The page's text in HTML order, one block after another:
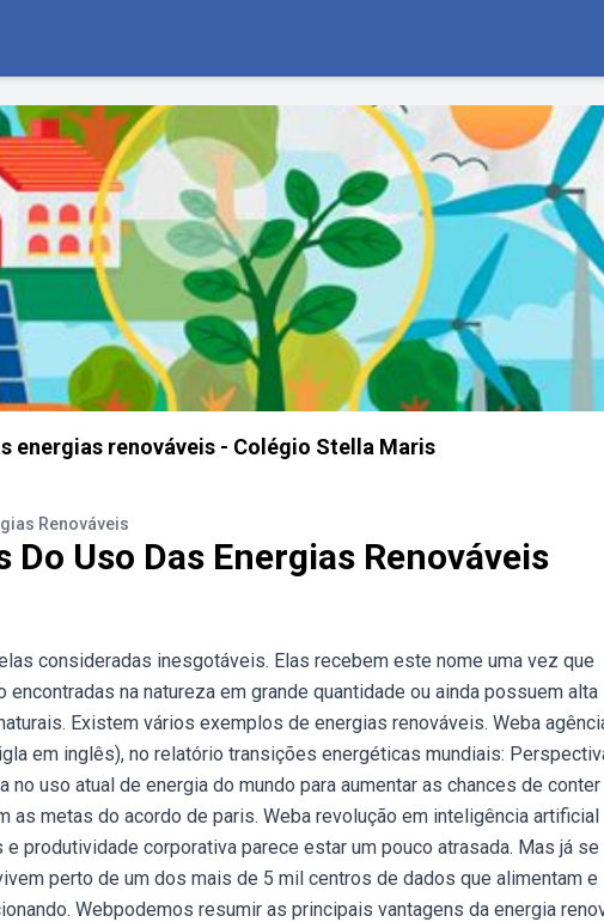
energias renováveis - Colégio Stella Maris
Renováveis
Do Uso Das Energias Renováveis
consideradas inesgotáveis. Elas recebem este nome uma vez que
na natureza em grande quantidade ou ainda possuem alta
Existem vários exemplos de energias renováveis. Weba
em inglês), no relatório transições energéticas mundiais:
no uso atual de energia do mundo para aumentar as chances de conter
as metas do acordo de paris. Weba revolução em inteligência artificial
produtividade corporativa parece estar um pouco atrasada. Mas já se
perto de um dos mais de 5 mil centros de dados que alimentam e
Webpodemos resumir as principais vantagens da energia